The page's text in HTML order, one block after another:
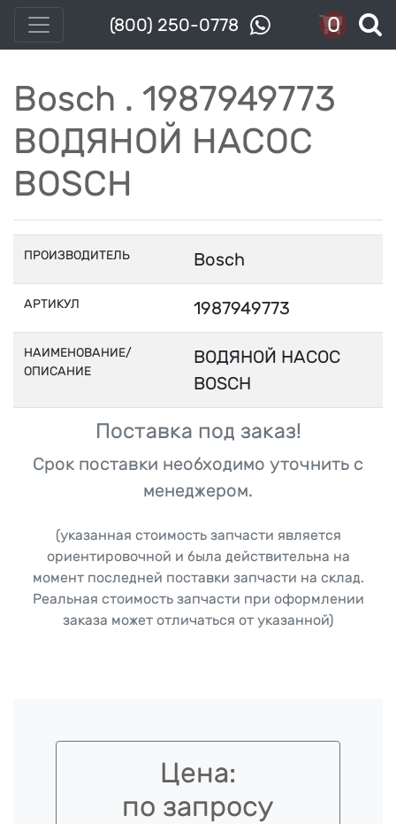
(800) 250-0778 0
Bosch . 1987949773
ВОДЯНОЙ НАСОС
BOSCH
ПРОИЗВОДИТЕЛЬ Bosch
АРТИКУЛ 1987949773
НАИМЕНОВАНИЕ/
ОПИСАНИЕ
ВОДЯНОЙ НАСОС
BOSCH
Поставка под заказ!
Срок поставки необходимо уточнить с
менеджером.
(указанная стоимость запчасти является
ориентировочной и была действительна на
момент последней поставки запчасти на склад.
Реальная стоимость запчасти при оформлении
заказа может отличаться от указанной)
Цена:
по запросу